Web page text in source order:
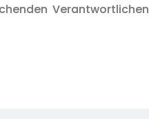
Verantwortlichen